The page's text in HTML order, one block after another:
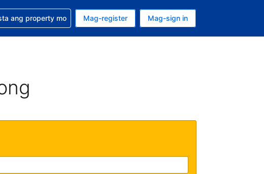
ang currency mo ngayon
Filipino ang wika mo ngayon
ng tulong sa reservation mo
ang property mo Mag-register Mag-sign in